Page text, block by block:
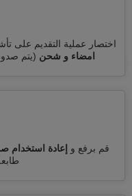
اختصار عملية التقديم على
امضاء و شحن (يتم
قم برفع و إعادة استخدام